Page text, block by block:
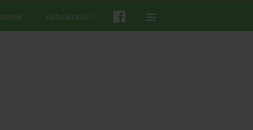
Aktualności